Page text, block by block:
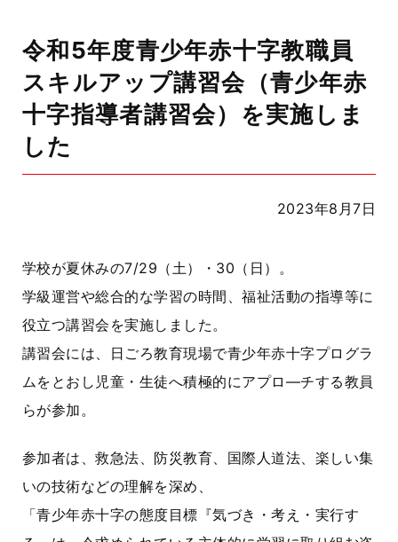
令和5年度青少年赤十字教職員
スキルアップ講習会（青少年赤
十字指導者講習会）を実施しま
した
2023年8月7日
学校が夏休みの7/29 （土）・ 30 （日）。
学級運営や総合的な学習の時間、福祉活動の指導等に
役立つ講習会を実施しました。
講習会には、日ごろ教育現場で青少年赤十字プログラ
ムをとおし児童・生徒へ積極的にアプロ―チする教員
らが参加。
参加者は、救急法、防災教育、国際人道法、楽しい集
いの技術などの理解を深め、
「青少年赤十字の態度目標『気づき・考え・実行す